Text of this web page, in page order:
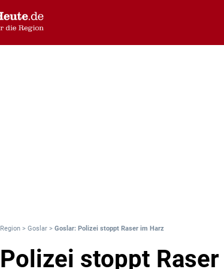
Region > Goslar > Goslar: Polizei stoppt Raser im Harz
Polizei stoppt